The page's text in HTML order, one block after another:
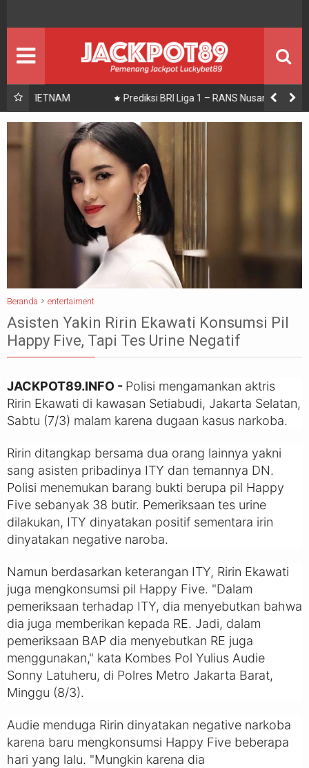
Prediksi BRI Liga 1 – RANS Nusantara vs Bali United
Beranda entertaiment
Asisten Yakin Ririn Ekawati Konsumsi Pil
Happy Five, Tapi Tes Urine Negatif
JACKPOT89.INFO - Polisi mengamankan aktris
Ririn Ekawati di kawasan Setiabudi, Jakarta Selatan,
Sabtu (7/3) malam karena dugaan kasus narkoba.
Ririn ditangkap bersama dua orang lainnya yakni
sang asisten pribadinya ITY dan temannya DN.
Polisi menemukan barang bukti berupa pil Happy
Five sebanyak 38 butir. Pemeriksaan tes urine
dilakukan, ITY dinyatakan positif sementara irin
dinyatakan negative naroba.
Namun berdasarkan keterangan ITY, Ririn Ekawati
juga mengkonsumsi pil Happy Five. "Dalam
pemeriksaan terhadap ITY, dia menyebutkan bahwa
dia juga memberikan kepada RE. Jadi, dalam
pemeriksaan BAP dia menyebutkan RE juga
menggunakan," kata Kombes Pol Yulius Audie
Sonny Latuheru, di Polres Metro Jakarta Barat,
Minggu (8/3).
Audie menduga Ririn dinyatakan negative narkoba
karena baru mengkonsumsi Happy Five beberapa
hari yang lalu. "Mungkin karena dia
ENTERTAIMENT Seputar Showbiz
JACKPOT PEMENANG JACKPOT
PROMO Promosi
PANDUAN Panduan Bermain